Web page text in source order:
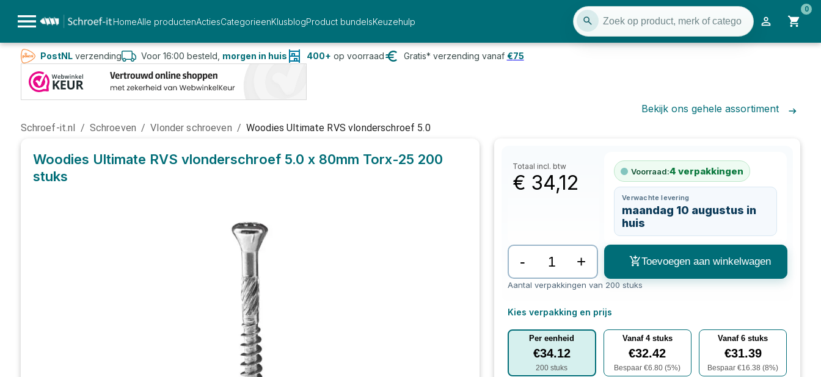
HomeAlle productenActiesCategorieenKlusblogProduct bundelsKeuzehulp
0
PostNLverzending Voor 16:00 besteld, morgen in huis 400+ op voorraad Gratis* verzending vanaf €75
Bekijk ons gehele assortiment
Schroef-it.nl / Schroeven / Vlonder schroeven / Woodies Ultimate RVS vlonderschroef 5.0
Woodies Ultimate RVS vlonderschroef 5.0 x 80mm Torx-25 200
stuks
Totaal incl. btw
€ 34,12 Voorraad:4 verpakkingen
Verwachte levering
maandag 10 augustus in
huis
- + Toevoegen aan winkelwagen
Aantal verpakkingen van 200 stuks
Kies verpakking en prijs
Per eenheid
€34.12
200 stuks
Vanaf 4stuks
€32.42
Bespaar €6.80 (5%)
Vanaf6 stuks
€31.39
Bespaar €16.38 (8%)